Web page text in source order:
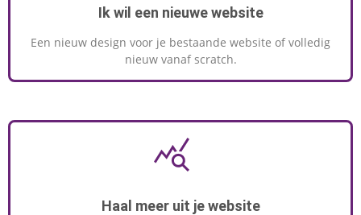
Ik wil een nieuwe website
Een nieuw design voor je bestaande website of volledig
nieuw vanaf scratch.
Haal meer uit je website